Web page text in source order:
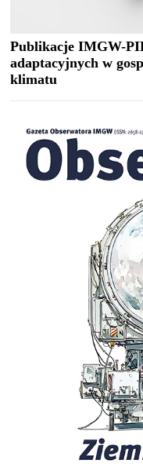
Publikacje IMGW-
adaptacyjnych w
klimatu